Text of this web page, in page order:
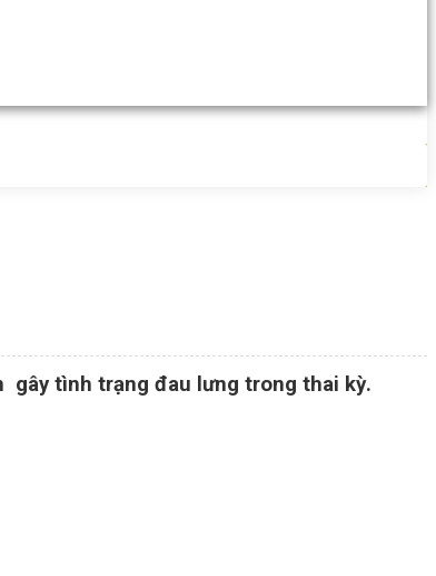
gây tình trạng đau lưng trong thai kỳ.